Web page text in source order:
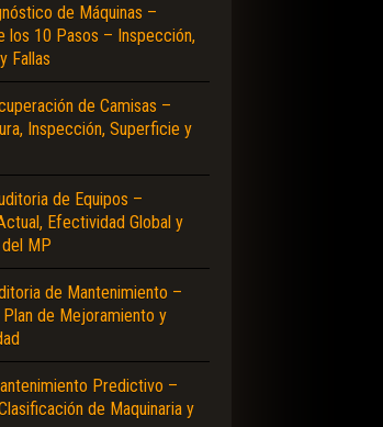
– CONSTRUCCIONES – COMPARACIÓN –
de Máquinas –
los 10 Pasos – Inspección,
Fallas
de Camisas –
Inspección, Superficie y
de Equipos –
Efectividad Global y
MP
de Mantenimiento –
Plan de Mejoramiento y
Predictivo –
de Maquinaria y